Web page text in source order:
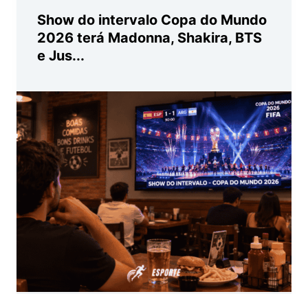
Show do intervalo Copa do Mundo
2026 terá Madonna, Shakira, BTS
e Jus...